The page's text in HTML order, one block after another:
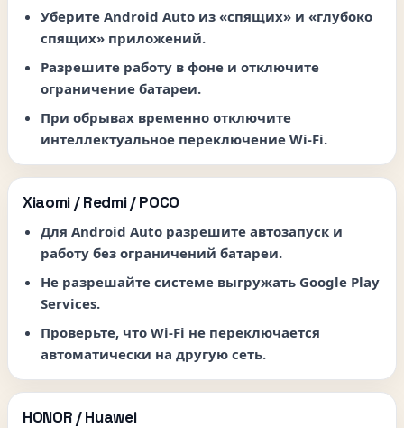
Уберите Android Auto из «спящих» и «глубоко
спящих» приложений.
Разрешите работу в фоне и отключите
ограничение батареи.
При обрывах временно отключите
интеллектуальное переключение Wi-Fi.
Xiaomi / Redmi / POCO
Для Android Auto разрешите автозапуск и
работу без ограничений батареи.
Не разрешайте системе выгружать Google Play
Services.
Проверьте, что Wi-Fi не переключается
автоматически на другую сеть.
HONOR / Huawei